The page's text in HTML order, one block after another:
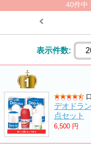
40件中
表示件数:
デオドラ
点セット
6,500 円